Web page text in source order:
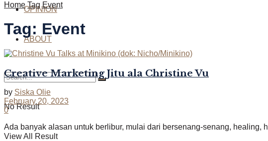
OPINION
ABOUT
No Result
View All Result
Home Tag Event
Tag: Event
Creative Marketing Jitu ala Christine Vu
by Siska Olie
February 20, 2023
0
Ada banyak alasan untuk berlibur, mulai dari bersenang-senang,